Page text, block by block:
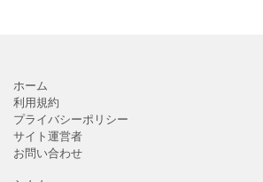
ホーム
利用規約
プライバシーポリシー
サイト運営者
お問い合わせ